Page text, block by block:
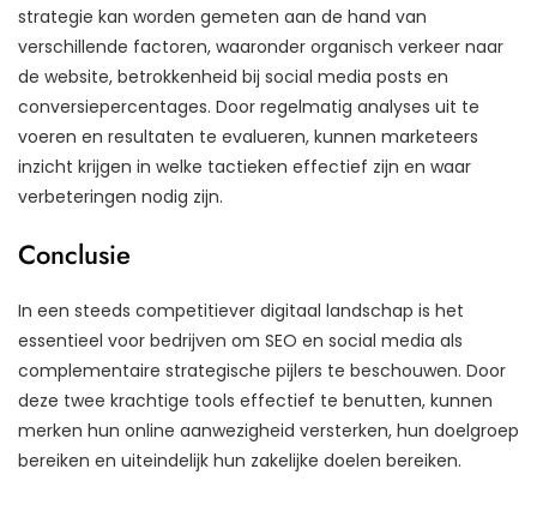
strategie kan worden gemeten aan de hand van
verschillende factoren, waaronder organisch verkeer naar
de website, betrokkenheid bij social media posts en
conversiepercentages. Door regelmatig analyses uit te
voeren en resultaten te evalueren, kunnen marketeers
inzicht krijgen in welke tactieken effectief zijn en waar
verbeteringen nodig zijn.
Conclusie
In een steeds competitiever digitaal landschap is het
essentieel voor bedrijven om SEO en social media als
complementaire strategische pijlers te beschouwen. Door
deze twee krachtige tools effectief te benutten, kunnen
merken hun online aanwezigheid versterken, hun doelgroep
bereiken en uiteindelijk hun zakelijke doelen bereiken.